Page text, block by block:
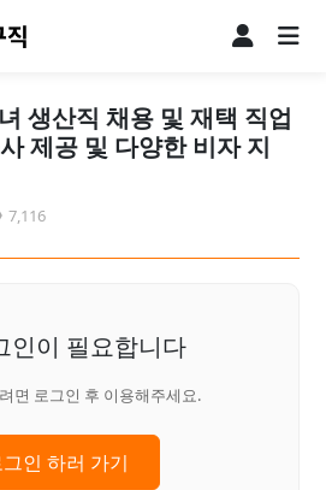
생산직 채용 및 재택 직업
제공 및 다양한 비자 지
7,116
인이 필요합니다
면 로그인 후 이용해주세요.
인 하러 가기